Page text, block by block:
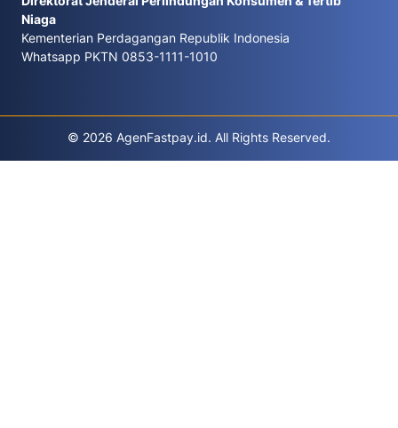
Niaga
Kementerian Perdagangan Republik Indonesia
Whatsapp PKTN 0853-1111-1010
© 2026 AgenFastpay.id. All Rights Reserved.